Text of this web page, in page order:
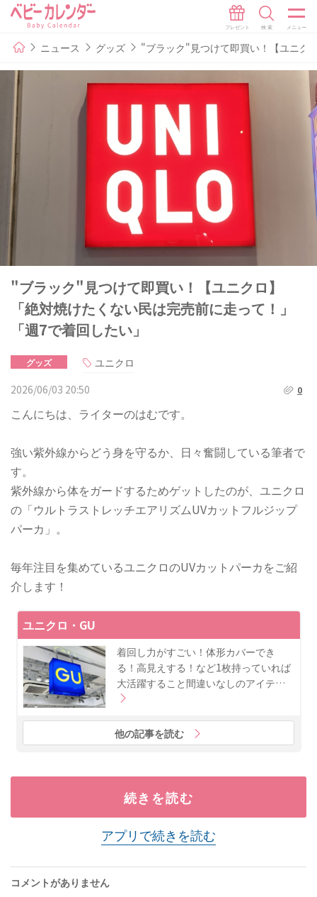
ニュース グッズ "ブラック"見つけて即買い！【ユニク
"ブラック"見つけて即買い！【ユニクロ】
「絶対焼けたくない民は完売前に走って！」
「週7で着回したい」
グッズ
ユニクロ
2026/06/03 20:50
0
こんにちは、ライターのはむです。
強い紫外線からどう身を守るか、日々奮闘している筆者で
す。
紫外線から体をガードするためゲットしたのが、ユニクロ
の「ウルトラストレッチエアリズムUVカットフルジップ
パーカ」。
毎年注目を集めているユニクロのUVカットパーカをご紹
介します！
ユニクロ・GU
着回し力がすごい！体形カバーでき
る！高見えする！など1枚持っていれば
大活躍すること間違いなしのアイテ…
他の記事を読む
続きを読む
アプリで続きを読む
コメントがありません